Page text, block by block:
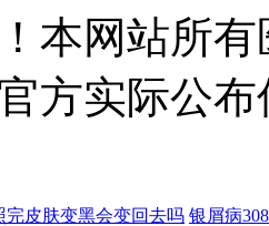
本网站所
方实际公
完皮肤变黑会变回去吗 银屑病